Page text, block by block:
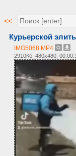
<<
Курьерской
IMG5068.MP4
2910Кб, 480x480,